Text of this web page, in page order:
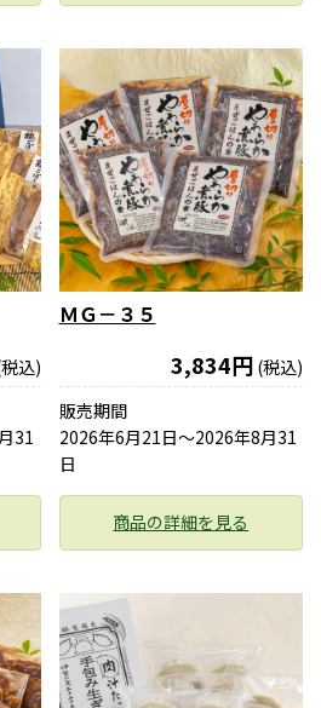
込)
31
ＭＧ－３５
3,834円 (税込)
販売期間
2026年6月21日〜2026年8月31
日
商品の詳細を見る